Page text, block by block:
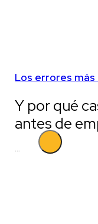
Los errores
Y por qué
antes de